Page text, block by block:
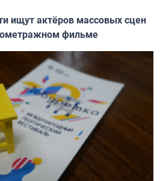
ищут актёров массовых сцен
фильме